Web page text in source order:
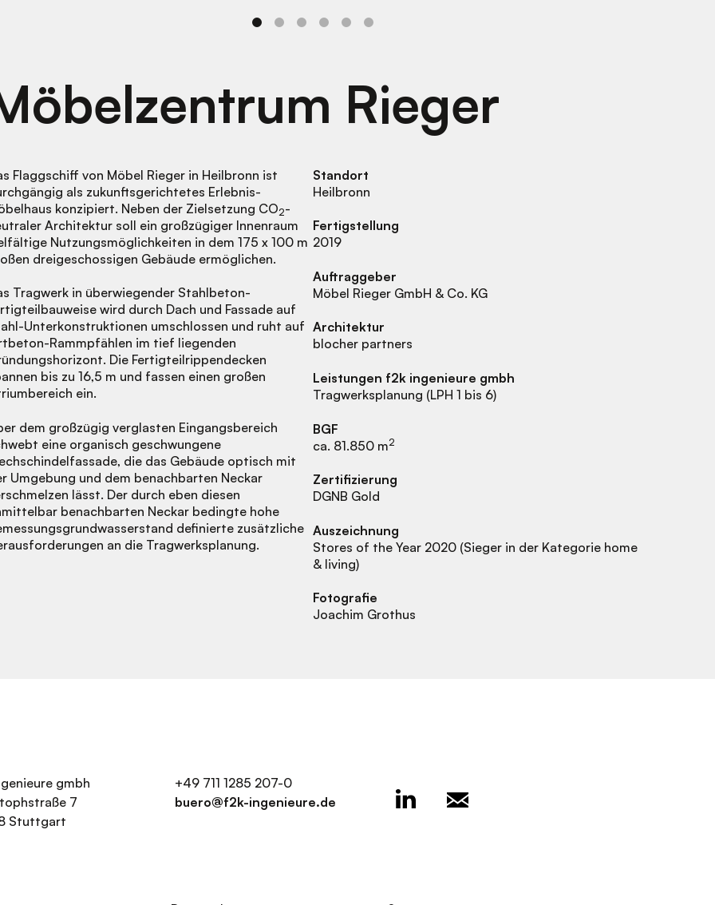
Rieger
Flaggschiff von Möbel Rieger in Heilbronn ist
als zukunftsgerichtetes Erlebnis-
konzipiert. Neben der Zielsetzung CO2-
Architektur soll ein großzügiger Innenraum
Nutzungsmöglichkeiten in dem 175 x 100 m
dreigeschossigen Gebäude ermöglichen.
Tragwerk in überwiegender Stahlbeton-
wird durch Dach und Fassade auf
Unterkonstruktionen umschlossen und ruht auf
Rammpfählen im tief liegenden
Die Fertigteilrippendecken
bis zu 16,5 m und fassen einen großen
ein.
dem großzügig verglasten Eingangsbereich
eine organisch geschwungene
die das Gebäude optisch mit
Umgebung und dem benachbarten Neckar
lässt. Der durch eben diesen
benachbarten Neckar bedingte hohe
definierte zusätzliche
an die Tragwerksplanung.
Standort
Heilbronn
Fertigstellung
2019
Auftraggeber
Möbel Rieger GmbH & Co. KG
Architektur
blocher partners
Leistungen f2k ingenieure gmbh
Tragwerksplanung (LPH 1 bis 6)
BGF
ca. 81.850 m2
Zertifizierung
DGNB Gold
Auszeichnung
Stores of the Year 2020 (Sieger in der Kategorie home
& living)
Fotografie
Joachim Grothus
gmbh
7
Stuttgart
+49 711 1285 207-0
buero@f2k-ingenieure.de